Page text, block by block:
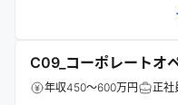
C09_コーポレートオ
年収450～600万円 正社